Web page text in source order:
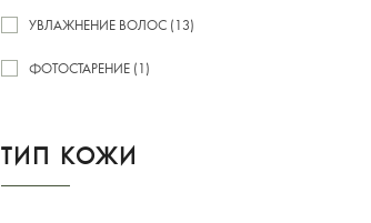
УВЛАЖНЕНИЕ ВОЛОС (13)
ФОТОСТАРЕНИЕ (1)
ТИП КОЖИ